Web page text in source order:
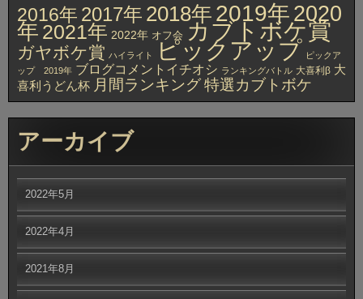
2016年 2017年 2018年 2019年2020
年 2021年 2022年 オフ会 カブトボケ賞
ガヤボケ賞 ハイライト ピックアップ ピックア
ップ 2019年 ブログコメントイチオシ ランキングバトル 大喜利β 大
喜利うどん杯 月間ランキング特選カブトボケ
アーカイブ
2022年5月
2022年4月
2021年8月